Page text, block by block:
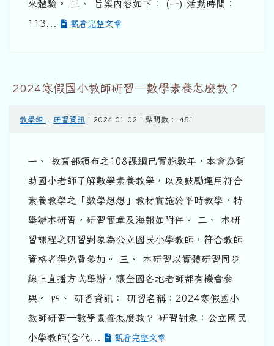
來體驗。 三、 旨案內容如下： (一) 活動時間：
113...
觀看完整文章
2024寒假國小教師研習—數學素養怎麼教？
教學組 - 研習資訊 | 2024-01-02 | 點閱數： 451
一、 教育部頒布之108課綱已實施數年，本會為幫
助國小老師了解數學素養教學，以及鼓勵運用符合
素養教學之「數學想想」教材實施於平時教學，特
舉辦本研習，研習簡章及海報如附件。 二、 本研
習課程之研習對象為公立國民小學教師，符合教師
資格者得免費參加。 三、 本研習以實體研習同步
線上直播方式舉辦，讓全國各地老師都有機會參
與。 四、 研習資訊： 研習名稱：2024寒假國小
教師研習—數學素養怎麼教？ 研習對象：公立國民
小學教師(含代...
觀看完整文章